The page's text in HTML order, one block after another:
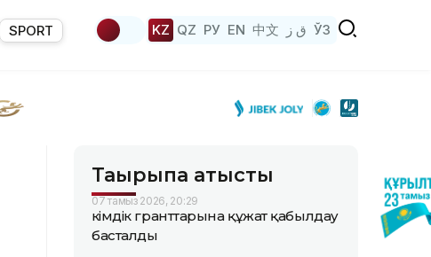
SPORT KZ QZ РУ EN 中文 ق ز ЎЗ
Тақырыпқа қатысты
07 тамыз 2026, 20:29
Әкімдік гранттарына құжат қабылдау
басталды